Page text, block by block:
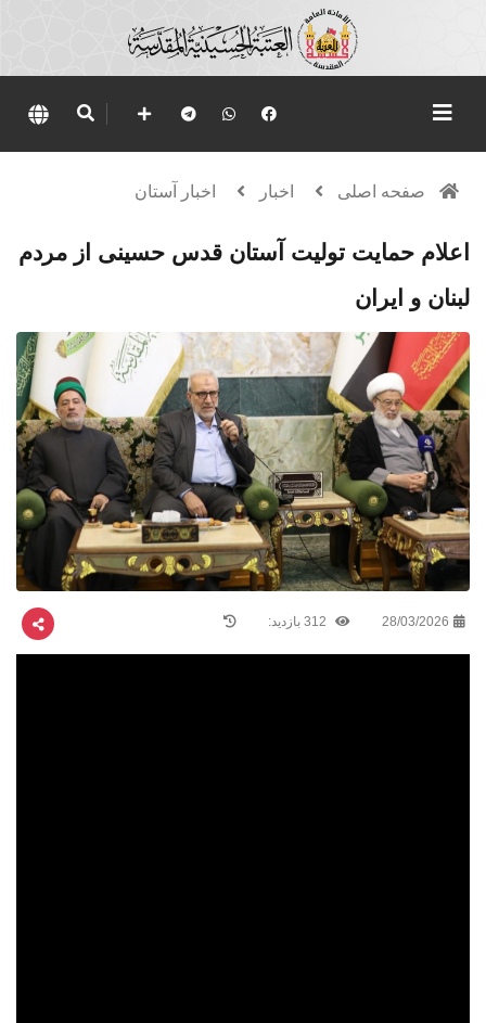
صفحه اصلی اخبار اخبار آستان
اعلام حمایت تولیت آستان قدس حسینی از مردم
لبنان و ایران
28/03/2026